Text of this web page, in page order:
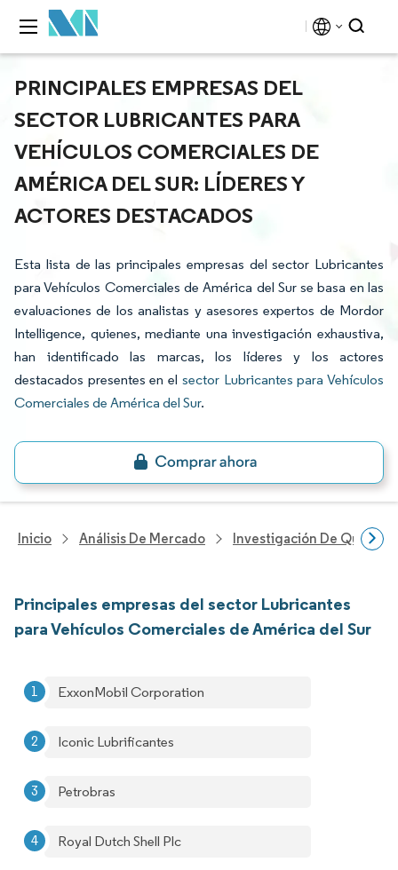
PRINCIPALES EMPRESAS DEL
SECTOR LUBRICANTES PARA
VEHÍCULOS COMERCIALES DE
AMÉRICA DEL SUR: LÍDERES Y
ACTORES DESTACADOS
Esta lista de las principales empresas del sector Lubricantes
para Vehículos Comerciales de América del Sur se basa en las
evaluaciones de los analistas y asesores expertos de Mordor
Intelligence, quienes, mediante una investigación exhaustiva,
han identificado las marcas, los líderes y los actores
destacados presentes en el sector Lubricantes para Vehículos
Comerciales de América del Sur.
Inicio Análisis De Mercado Investigación De
Principales empresas del sector Lubricantes
para Vehículos Comerciales de América del Sur
ExxonMobil Corporation
Iconic Lubrificantes
Petrobras
Royal Dutch Shell Plc